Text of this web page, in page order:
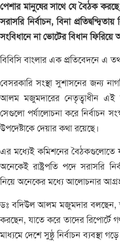
পেশার মানুষের সাথে যে বৈঠক
সরাসরি নির্বাচন, বিনা
সংবিধানে না ভোটের বিধান
বিবিসি বাংলার এক প্রতিবেদনে এ
বেসরকারি সংস্থা সুশাসনের জন্য
আলম মজুমদারের নেতৃত্বাধীন
সেগুলো পর্যালোচনা করে নির্বাচন
উপদেষ্টাকে দেয়ার কথা রয়েছে।
এর মধ্যেই কমিশনের বৈঠকগুলোতে
অনেকেই রাষ্ট্রপতি পদে সরাসরি
নিয়ে অনেকের মধ্যে আলোচনার
ডঃ বদিউল আলম মজুমদার বলছেন,
করছেন, যাতে করে তাদের রিপোর্টে
মাধ্যমে দেশে সুষ্ঠু নির্বাচন ব্যবস্থা